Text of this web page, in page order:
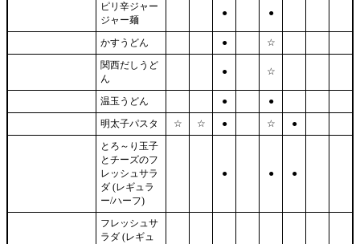
ピリ辛ジャー
ジャー麺
● ●
かすうどん ●
☆
関西だしうど
ん
● ☆
温玉うどん ●
●
明太子パスタ
☆ ☆ ● ☆
●
とろ～り玉子
とチーズのフ
レッシュサラ
ダ (レギュラ
ー/ハーフ)
● ● ●
フレッシュサ
ラダ (レギュ